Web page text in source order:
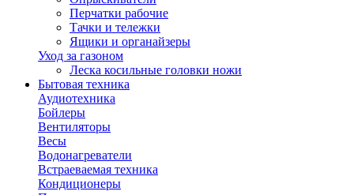
Перчатки рабочие
Тачки и тележки
Ящики и органайзеры
Уход за газоном
Леска косильные головки ножи
Бытовая техника
Аудиотехника
Бойлеры
Вентиляторы
Весы
Водонагреватели
Встраеваемая техника
Кондиционеры